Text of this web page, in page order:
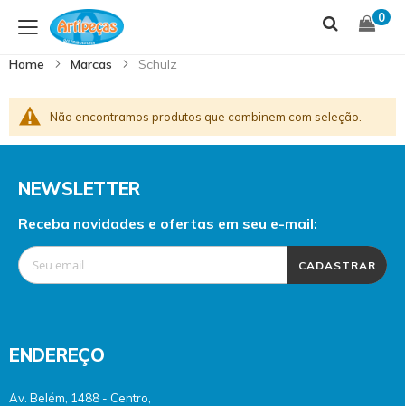
to
0
Home Marcas Schulz
Não encontramos produtos que combinem com seleção.
NEWSLETTER
Receba novidades e ofertas em seu e-mail:
CADASTRAR
ENDEREÇO
Av. Belém, 1488 - Centro,